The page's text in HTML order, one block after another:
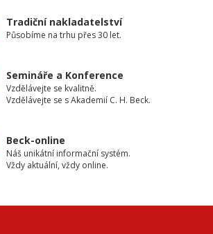
Tradiční nakladatelství
Působíme na trhu přes 30 let.
Semináře a Konference
Vzdělávejte se kvalitně.
Vzdělávejte se s Akademií C. H. Beck.
Beck-online
Náš unikátní informační systém.
Vždy aktuální, vždy online.